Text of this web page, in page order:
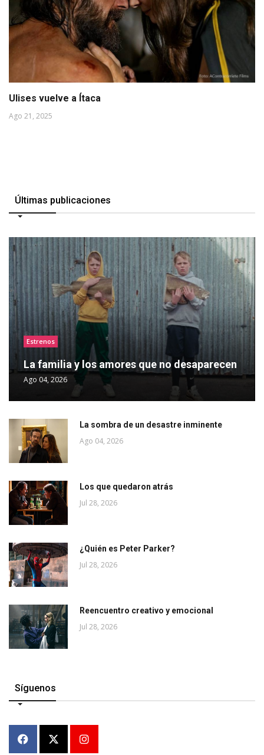
Ulises vuelve a Ítaca
Ago 21, 2025
Últimas publicaciones
Estrenos
La familia y los amores que no desaparecen
Ago 04, 2026
La sombra de un desastre inminente
Ago 04, 2026
Los que quedaron atrás
Jul 28, 2026
¿Quién es Peter Parker?
Jul 28, 2026
Reencuentro creativo y emocional
Jul 28, 2026
Síguenos